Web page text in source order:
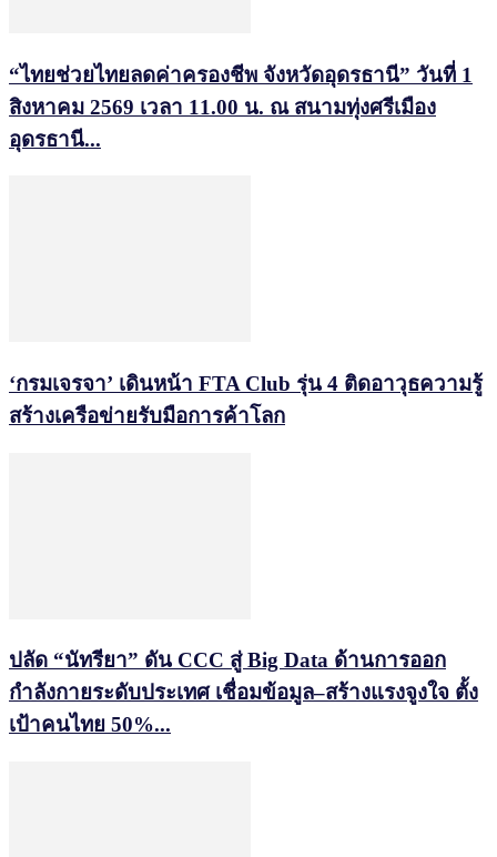
“ไทยช่วยไทยลดค่าครองชีพ จังหวัดอุดรธานี” วันที่ 1
สิงหาคม 2569 เวลา 11.00 น. ณ สนามทุ่งศรีเมือง
อุดรธานี...
‘กรมเจรจา’ เดินหน้า FTA Club รุ่น 4 ติดอาวุธความรู้
สร้างเครือข่ายรับมือการค้าโลก
ปลัด “นัทรียา” ดัน CCC สู่ Big Data ด้านการออก
กำลังกายระดับประเทศ เชื่อมข้อมูล–สร้างแรงจูงใจ ตั้ง
เป้าคนไทย 50%...